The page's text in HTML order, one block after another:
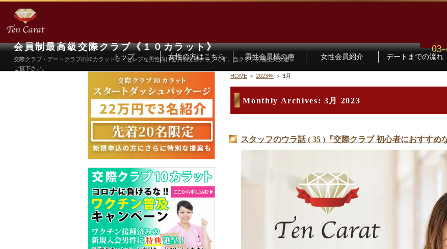
会員制最高級交際クラブ《１０カラット》
交際クラブ・デートクラブの10カラットは、セレブな男性向け会員制交際クラブです。当クラブの極上美女達を
ご覧下さい。
トップ 女性の方はこちら 男性会員様の声 女性会員紹介 デートまでの流れ
HOME 2023年 3月
Monthly Archives: 3月 2023
スタッフのウラ話 ( 35 )『交際クラブ 初心者におすすめ